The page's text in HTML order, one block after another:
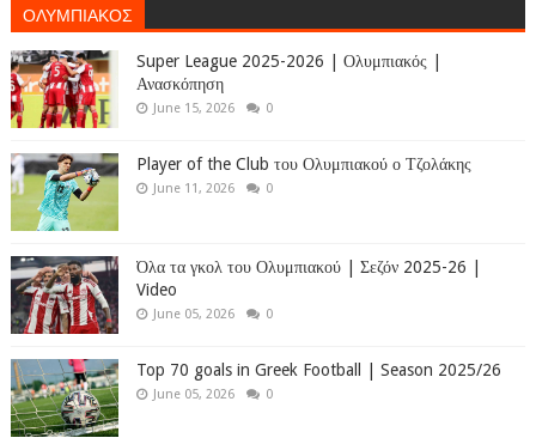
ΟΛΥΜΠΙΑΚΟΣ
Super League 2025-2026 | Ολυμπιακός |
Ανασκόπηση
June 15, 2026 0
Player of the Club του Ολυμπιακού ο Τζολάκης
June 11, 2026 0
Όλα τα γκολ του Ολυμπιακού | Σεζόν 2025-26 |
Video
June 05, 2026 0
Top 70 goals in Greek Football | Season 2025/26
June 05, 2026 0